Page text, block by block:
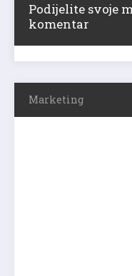
Podijelite svoje
komentar
Marketing